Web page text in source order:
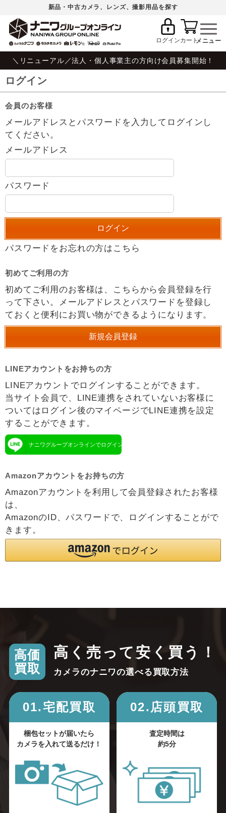
新品・中古カメラ、レンズ、撮影用品を探す
ログインカート
＼リニューアル／法人・個人事業主の方向け会員募集開始！
ログイン
会員のお客様
メールアドレスとパスワードを入力してログインし
てください。
メールアドレス
パスワード
パスワードをお忘れの方はこちら
初めてご利用の方
初めてご利用のお客様は、こちらから会員登録を行
って下さい。メールアドレスとパスワードを登録し
ておくと便利にお買い物ができるようになります。
LINEアカウントをお持ちの方
LINEアカウントでログインすることができます。
当サイト会員で、LINE連携をされていないお客様に
ついてはログイン後のマイページでLINE連携を設定
することができます。
ナニワグループオンラインでログイン
Amazonアカウントをお持ちの方
Amazonアカウントを利用して会員登録されたお客様
は、
AmazonのID、パスワードで、ログインすることがで
きます。
高価
買取
高く売って安く買う！
カメラのナニワの選べる買取方法
01.宅配買取
梱包セットが届いたら
カメラを入れて送るだけ！
02.店頭買取
査定時間は
約5分